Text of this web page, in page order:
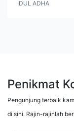
IDUL ADHA
Penikmat
Pengunjung terbaik
di sini. Rajin-rajinlah